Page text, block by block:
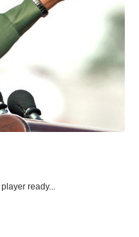
player ready...